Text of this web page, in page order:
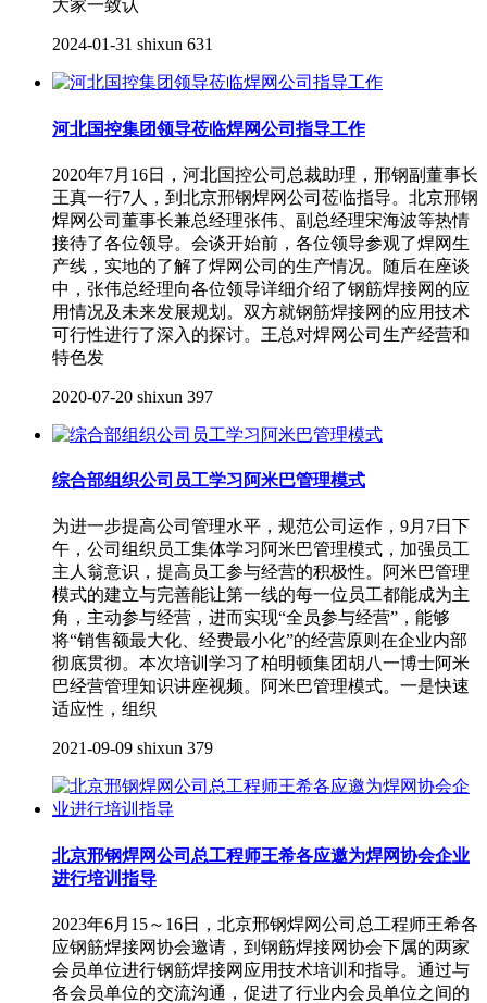
大家一致认
2024-01-31 shixun 631
河北国控集团领导莅临焊网公司指导工作
2020年7月16日，河北国控公司总裁助理，邢钢副董事长
王真一行7人，到北京邢钢焊网公司莅临指导。北京邢钢
焊网公司董事长兼总经理张伟、副总经理宋海波等热情
接待了各位领导。会谈开始前，各位领导参观了焊网生
产线，实地的了解了焊网公司的生产情况。随后在座谈
中，张伟总经理向各位领导详细介绍了钢筋焊接网的应
用情况及未来发展规划。双方就钢筋焊接网的应用技术
可行性进行了深入的探讨。王总对焊网公司生产经营和
特色发
2020-07-20 shixun 397
综合部组织公司员工学习阿米巴管理模式
为进一步提高公司管理水平，规范公司运作，9月7日下
午，公司组织员工集体学习阿米巴管理模式，加强员工
主人翁意识，提高员工参与经营的积极性。阿米巴管理
模式的建立与完善能让第一线的每一位员工都能成为主
角，主动参与经营，进而实现“全员参与经营”，能够
将“销售额最大化、经费最小化”的经营原则在企业内部
彻底贯彻。本次培训学习了柏明顿集团胡八一博士阿米
巴经营管理知识讲座视频。阿米巴管理模式。一是快速
适应性，组织
2021-09-09 shixun 379
北京邢钢焊网公司总工程师王希各应邀为焊网协会企业
进行培训指导
2023年6月15～16日，北京邢钢焊网公司总工程师王希各
应钢筋焊接网协会邀请，到钢筋焊接网协会下属的两家
会员单位进行钢筋焊接网应用技术培训和指导。通过与
各会员单位的交流沟通，促进了行业内会员单位之间的